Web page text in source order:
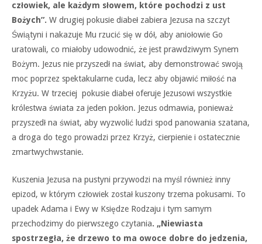
człowiek, ale każdym słowem, które pochodzi z ust
Bożych”. W drugiej pokusie diabeł zabiera Jezusa na szczyt
Świątyni i nakazuje Mu rzucić się w dół, aby aniołowie Go
uratowali, co miałoby udowodnić, że jest prawdziwym Synem
Bożym. Jezus nie przyszedł na świat, aby demonstrować swoją
moc poprzez spektakularne cuda, lecz aby objawić miłość na
Krzyżu. W trzeciej pokusie diabeł oferuje Jezusowi wszystkie
królestwa świata za jeden pokłon. Jezus odmawia, ponieważ
przyszedł na świat, aby wyzwolić ludzi spod panowania szatana,
a droga do tego prowadzi przez Krzyż, cierpienie i ostatecznie
zmartwychwstanie.
Kuszenia Jezusa na pustyni przywodzi na myśl również inny
epizod, w którym człowiek został kuszony trzema pokusami. To
upadek Adama i Ewy w Księdze Rodzaju i tym samym
przechodzimy do pierwszego czytania. „Niewiasta
spostrzegła, że drzewo to ma owoce dobre do jedzenia,